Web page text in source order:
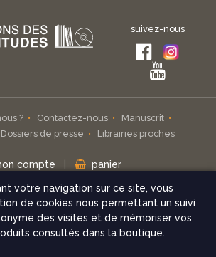
suivez-nous
? Contactez-nous
Manuscrit
Dossiers de presse Librairies proches
compte panier
infolettre
check
votre navigation sur ce site, vous
de cookies nous permettant un suivi
des visites et de mémoriser vos
consultés dans la boutique.